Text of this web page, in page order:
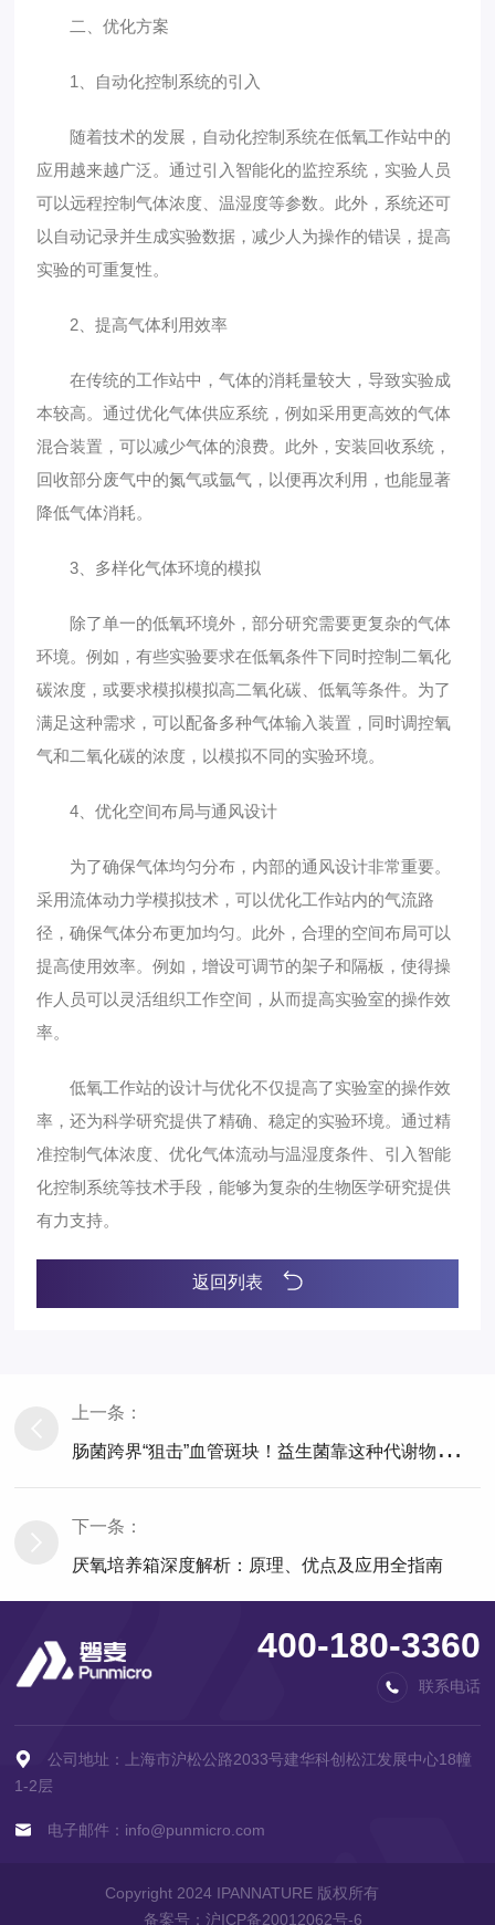
二、优化方案
1、自动化控制系统的引入
随着技术的发展，自动化控制系统在低氧工作站中的
应用越来越广泛。通过引入智能化的监控系统，实验人员
可以远程控制气体浓度、温湿度等参数。此外，系统还可
以自动记录并生成实验数据，减少人为操作的错误，提高
实验的可重复性。
2、提高气体利用效率
在传统的工作站中，气体的消耗量较大，导致实验成
本较高。通过优化气体供应系统，例如采用更高效的气体
混合装置，可以减少气体的浪费。此外，安装回收系统，
回收部分废气中的氮气或氩气，以便再次利用，也能显著
降低气体消耗。
3、多样化气体环境的模拟
除了单一的低氧环境外，部分研究需要更复杂的气体
环境。例如，有些实验要求在低氧条件下同时控制二氧化
碳浓度，或要求模拟模拟高二氧化碳、低氧等条件。为了
满足这种需求，可以配备多种气体输入装置，同时调控氧
气和二氧化碳的浓度，以模拟不同的实验环境。
4、优化空间布局与通风设计
为了确保气体均匀分布，内部的通风设计非常重要。
采用流体动力学模拟技术，可以优化工作站内的气流路
径，确保气体分布更加均匀。此外，合理的空间布局可以
提高使用效率。例如，增设可调节的架子和隔板，使得操
作人员可以灵活组织工作空间，从而提高实验室的操作效
率。
低氧工作站的设计与优化不仅提高了实验室的操作效
率，还为科学研究提供了精确、稳定的实验环境。通过精
准控制气体浓度、优化气体流动与温湿度条件、引入智能
化控制系统等技术手段，能够为复杂的生物医学研究提供
有力支持。
返回列表
上一条：
肠
菌跨界“狙击”血管斑块！益生菌靠这种代谢物实现精准打击
下一条：
厌氧培养箱深度解析：原理、优点及应用全指南
400-180-3360
联系电话
公司地址：上海市沪松公路2033号建华科创松江发展中心18幢
1-2层
电子邮件：info@punmicro.com
Copyright 2024 IPANNATURE 版权所有
备案号： 沪ICP备20012062号-6